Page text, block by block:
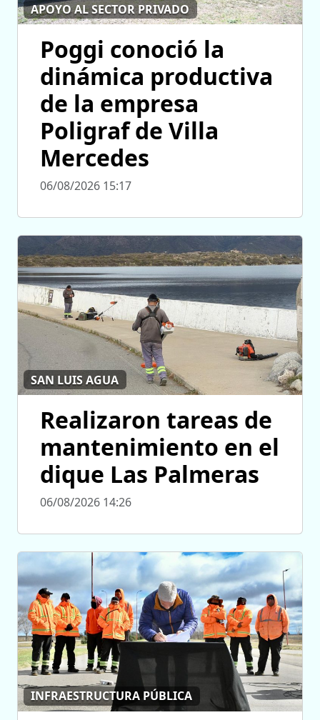
APOYO AL SECTOR PRIVADO
Poggi conoció la
dinámica productiva
de la empresa
Poligraf de Villa
Mercedes
06/08/2026 15:17
SAN LUIS AGUA
Realizaron tareas de
mantenimiento en el
dique Las Palmeras
06/08/2026 14:26
INFRAESTRUCTURA PÚBLICA